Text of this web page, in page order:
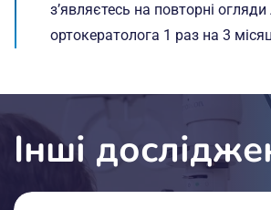
з’являєтесь на повторні огляди
ортокератолога 1 раз на 3
Інші